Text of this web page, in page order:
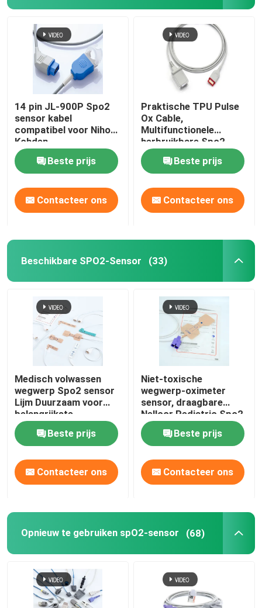
Over ons
Kwaliteitscontrole
Contacteer ons
Vraag een offerte aan
Spo2-sensorkabel
Beschikbare SPO2-Sensor
ECG-monitor kabel
De kabel van ECG holter
14 pin JL-900P Spo2
sensor kabel
compatibel voor Nihon
Kohden
Beste prijs
Contacteer ons
Praktische TPU Pulse
Ox Cable,
Multifunctionele
herbruikbare Spo2
sensoren
Beste prijs
Contacteer ons
Beschikbare SPO2-Sensor (33)
Medisch volwassen
wegwerp Spo2 sensor
Lijm Duurzaam voor
belangrijkste
merkmonitors
Beste prijs
Contacteer ons
Niet-toxische
wegwerp-oximeter
sensor, draagbare
Nellcor Pediatric Spo2
sensor.
Beste prijs
Contacteer ons
Opnieuw te gebruiken spO2-sensor (68)